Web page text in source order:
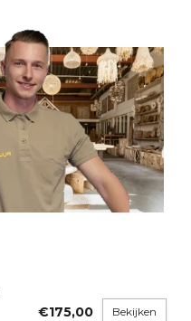
€175,00 Bekijken